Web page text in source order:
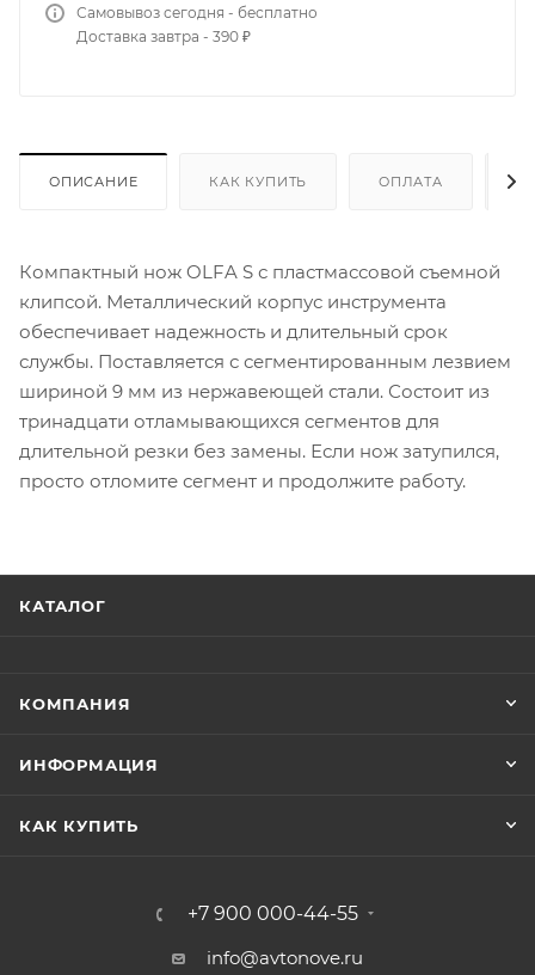
Самовывоз сегодня - бесплатно
Доставка завтра - 390 ₽
ОПИСАНИЕ КАК КУПИТЬ ОПЛАТА
Компактный нож OLFA S с пластмассовой съемной
клипсой. Металлический корпус инструмента
обеспечивает надежность и длительный срок
службы. Поставляется с сегментированным лезвием
шириной 9 мм из нержавеющей стали. Состоит из
тринадцати отламывающихся сегментов для
длительной резки без замены. Если нож затупился,
просто отломите сегмент и продолжите работу.
КАТАЛОГ
КОМПАНИЯ
ИНФОРМАЦИЯ
КАК КУПИТЬ
+7 900 000-44-55
info@avtonove.ru